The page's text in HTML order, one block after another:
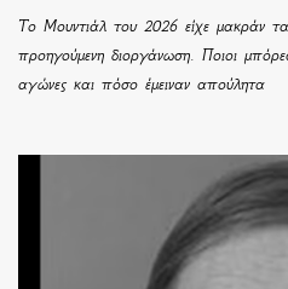
Το Μουντιάλ του 2026 είχε μακράν
προηγούμενη διοργάνωση. Ποιοι
αγώνες και πόσο έμειναν απούλητα